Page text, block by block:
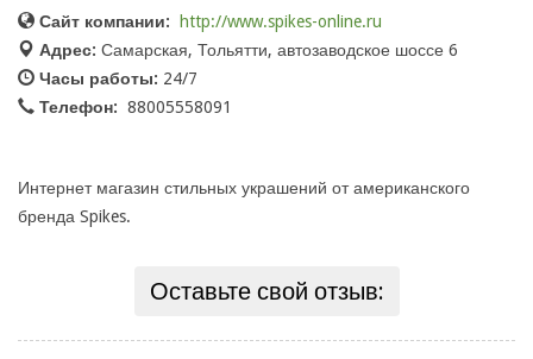
Сайт компании:
http://www.spikes-online.ru
Адрес: Самарская, Тольятти, автозаводское шоссе 6
Часы работы: 24/7
Телефон: 88005558091
Интернет магазин стильных украшений от американского
бренда Spikes.
Оставьте свой отзыв: